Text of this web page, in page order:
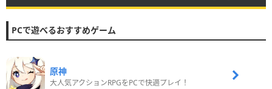
PCで遊べるおすすめゲーム
原神
大人気アクションRPGをPCで快適プレイ！